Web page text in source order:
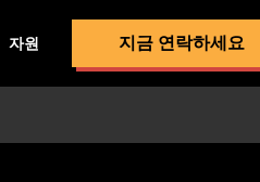
자원 지금 연락하세요